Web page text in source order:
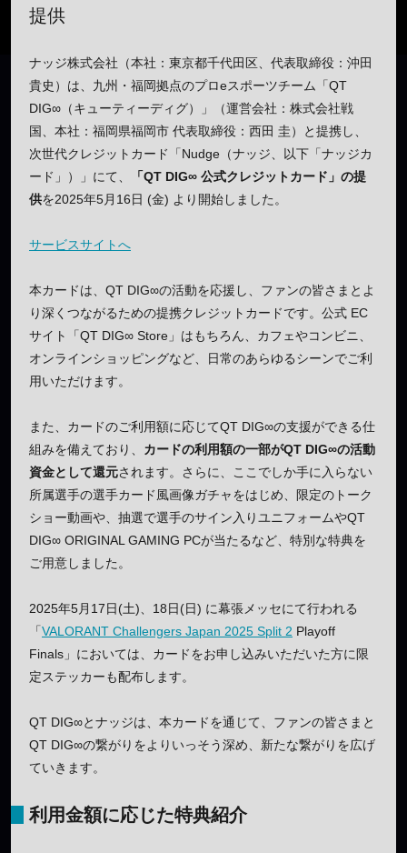
提供
ナッジ株式会社（本社：東京都千代田区、代表取締役：沖田
貴史）は、九州・福岡拠点のプロeスポーツチーム「QT
DIG∞（キューティーディグ）」（運営会社：株式会社戦
国、本社：福岡県福岡市 代表取締役：西田 圭）と提携し、
次世代クレジットカード「Nudge（ナッジ、以下「ナッジカ
ード」）」にて、
「QT DIG∞ 公式クレジットカード」の提
供を2025年5月16日 (金) より開始しました。
サービスサイトへ
本カードは、QT DIG∞の活動を応援し、ファンの皆さまとよ
り深くつながるための提携クレジットカードです。公式 EC
サイト「QT DIG∞ Store」はもちろん、カフェやコンビニ、
オンラインショッピングなど、日常のあらゆるシーンでご利
用いただけます。
また、カードのご利用額に応じてQT DIG∞の支援ができる仕
組みを備えており、 カードの利用額の一部がQT DIG∞の活動
資金として還元されます。さらに、ここでしか手に入らない
所属選手の選手カード風画像ガチャをはじめ、限定のトーク
ショー動画や、抽選で選手のサイン入りユニフォームやQT
DIG∞ ORIGINAL GAMING PCが当たるなど、特別な特典を
ご用意しました。
2025年5月17日(土)、18日(日) に幕張メッセにて行われる
「VALORANT Challengers Japan 2025 Split 2 Playoff
Finals」においては、カードをお申し込みいただいた方に限
定ステッカーも配布します。
QT DIG∞とナッジは、本カードを通じて、ファンの皆さまと
QT DIG∞の繋がりをよりいっそう深め、新たな繋がりを広げ
ていきます。
利用金額に応じた特典紹介